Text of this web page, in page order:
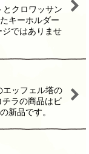
クロワッサン
キーホルダー
ではありませ
ッフェル塔の
ラの商品はビ
新品です。